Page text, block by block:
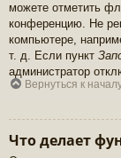
можете отметить
конференцию. Не
компьютере,
т. д. Если пункт
администратор
Вернуться к
Что делает